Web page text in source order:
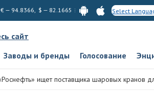
€ — 94.8366, $ — 82.1665 Select
сайт
Заводы и бренды Голосование
ищет поставщика шаровых кранов